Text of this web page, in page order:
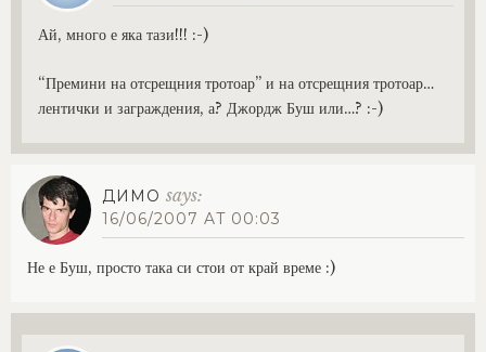
Ай, много е яка тази!!! :-)
“Премини на отсрещния тротоар” и на отсрещния тротоар…
лентички и заграждения, а? Джордж Буш или…? :-)
ДИМО says:
16/06/2007 AT 00:03
Не е Буш, просто така си стои от край време :)